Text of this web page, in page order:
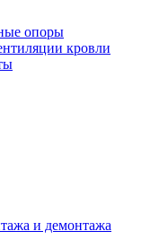
опоры
кровли
и демонтажа